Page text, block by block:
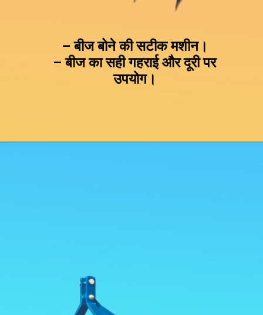
– बीज बोने की सटीक मशीन।
– बीज का सही गहराई और दूरी पर
उपयोग।